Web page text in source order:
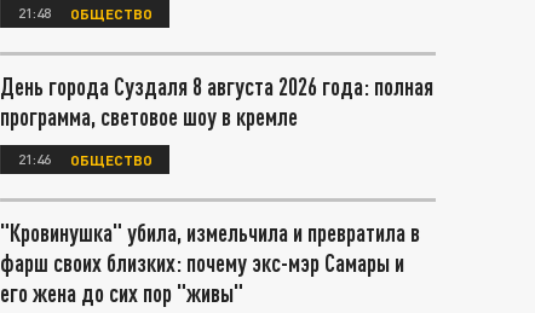
21:48 ОБЩЕСТВО
День города Суздаля 8 августа 2026 года: полная
программа, световое шоу в кремле
21:46 ОБЩЕСТВО
"Кровинушка" убила, измельчила и превратила в
фарш своих близких: почему экс-мэр Самары и
его жена до сих пор "живы"